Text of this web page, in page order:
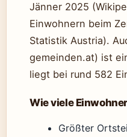
Jänner 2025
Einwohnern beim
Statistik Austria).
gemeinden.at) ist
liegt bei rund 582
Wie viele
Größter